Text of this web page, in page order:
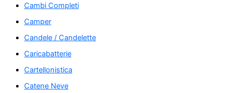
Cambi Completi
Camper
Candele / Candelette
Caricabatterie
Cartellonistica
Catene Neve